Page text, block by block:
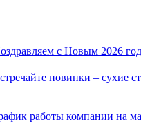
с Новым 2026
новинки – сухие
работы компании на